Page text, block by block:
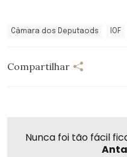
Câmara dos Deputaods IOF
Compartilhar
Nunca foi tão fácil